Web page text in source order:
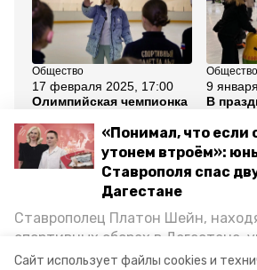
Сайт использует файлы cookies и
«Понимал, что если
утонем втроём»:
Ставрополя спас
Дагестане
Ставрополец Платон Шейн,
спортивных сборах в Дегестане,
Каспийском море детей и
Общество
17 февраля 2025, 17:00
Олимпийская чемпионка
фигурному катанию в
Ставрополе
Общество
9
В
свыше
Все новости
ставропольский край